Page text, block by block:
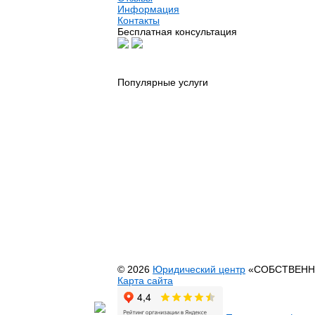
Информация
Контакты
Бесплатная консультация
Популярные услуги
© 2026 Юридический центр
Карта сайта